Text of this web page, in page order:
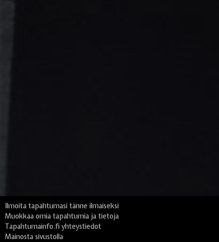
Ilmoita tapahtumasi tänne ilmaiseksi
Muokkaa omia tapahtumia ja tietoja
Tapahtumainfo.fi yhteystiedot
Mainosta sivustolla